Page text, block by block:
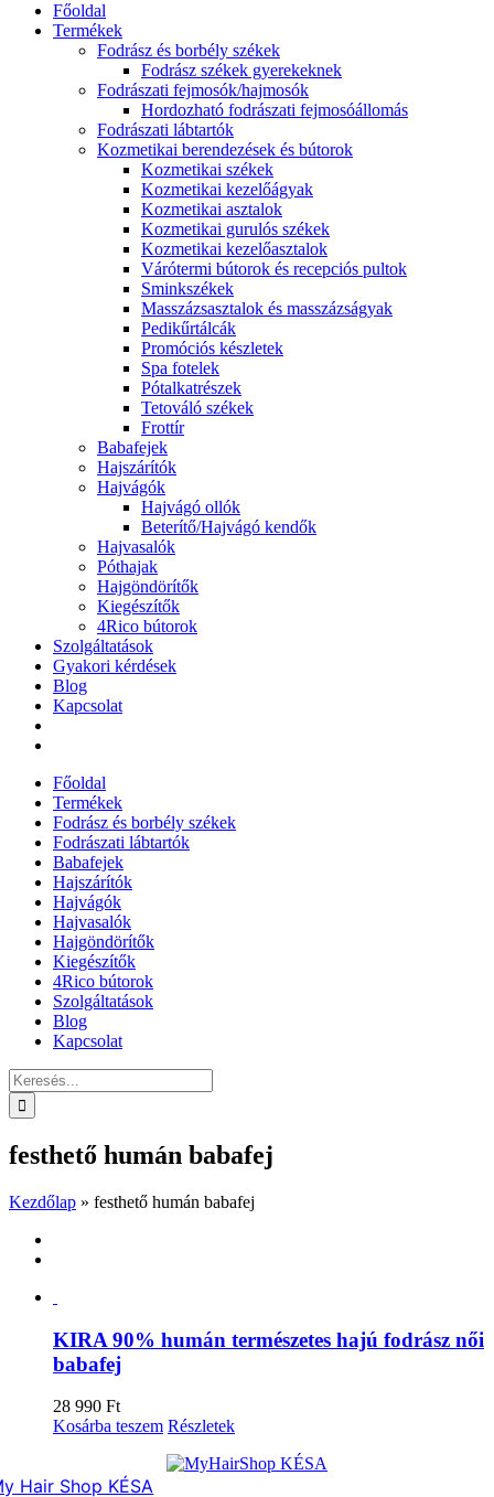
Főoldal
Termékek
Fodrász és borbély székek
Fodrász székek gyerekeknek
Fodrászati fejmosók/hajmosók
Hordozható fodrászati fejmosóállomás
Fodrászati lábtartók
Kozmetikai berendezések és bútorok
Kozmetikai székek
Kozmetikai kezelőágyak
Kozmetikai asztalok
Kozmetikai gurulós székek
Kozmetikai kezelőasztalok
Várótermi bútorok és recepciós pultok
Sminkszékek
Masszázsasztalok és masszázságyak
Pedikűrtálcák
Promóciós készletek
Spa fotelek
Pótalkatrészek
Tetováló székek
Frottír
Babafejek
Hajszárítók
Hajvágók
Hajvágó ollók
Beterítő/Hajvágó kendők
Hajvasalók
Póthajak
Hajgöndörítők
Kiegészítők
4Rico bútorok
Szolgáltatások
Gyakori kérdések
Blog
Kapcsolat
Főoldal
Termékek
Fodrász és borbély székek
Fodrászati lábtartók
Babafejek
Hajszárítók
Hajvágók
Hajvasalók
Hajgöndörítők
Kiegészítők
4Rico bútorok
Szolgáltatások
Blog
Kapcsolat
Keresés...
festhető humán babafej
Kezdőlap » festhető humán babafej
KIRA 90% humán természetes hajú fodrász női
babafej
28 990 Ft
Kosárba teszem Részletek
Hair Shop KÉSA